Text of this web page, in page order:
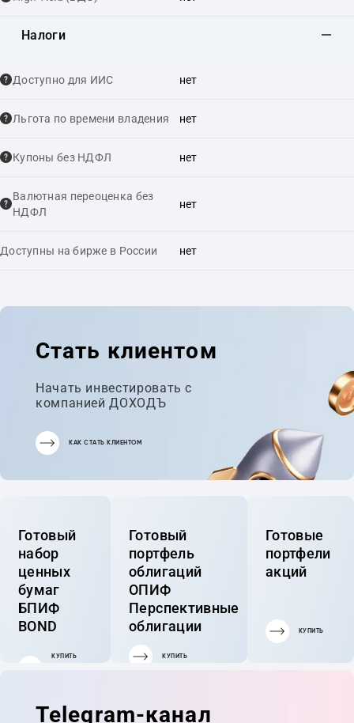
Налоги
Доступно для ИИС нет
Льгота по времени владения нет
Купоны без НДФЛ нет
Валютная переоценка без
НДФЛ
нет
Доступны на бирже в России нет
Стать клиентом
Начать инвестировать с
компанией ДОХОДЪ
КАК СТАТЬ КЛИЕНТОМ
Готовый
набор
ценных
бумаг
БПИФ
BOND
КУПИТЬ
Готовый
портфель
облигаций
ОПИФ
Перспективные
облигации
КУПИТЬ
Готовые
портфели
акций
КУПИТЬ
Telegram-канал